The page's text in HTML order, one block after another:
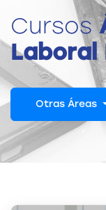
Cursos
Laboral
Otras Áreas